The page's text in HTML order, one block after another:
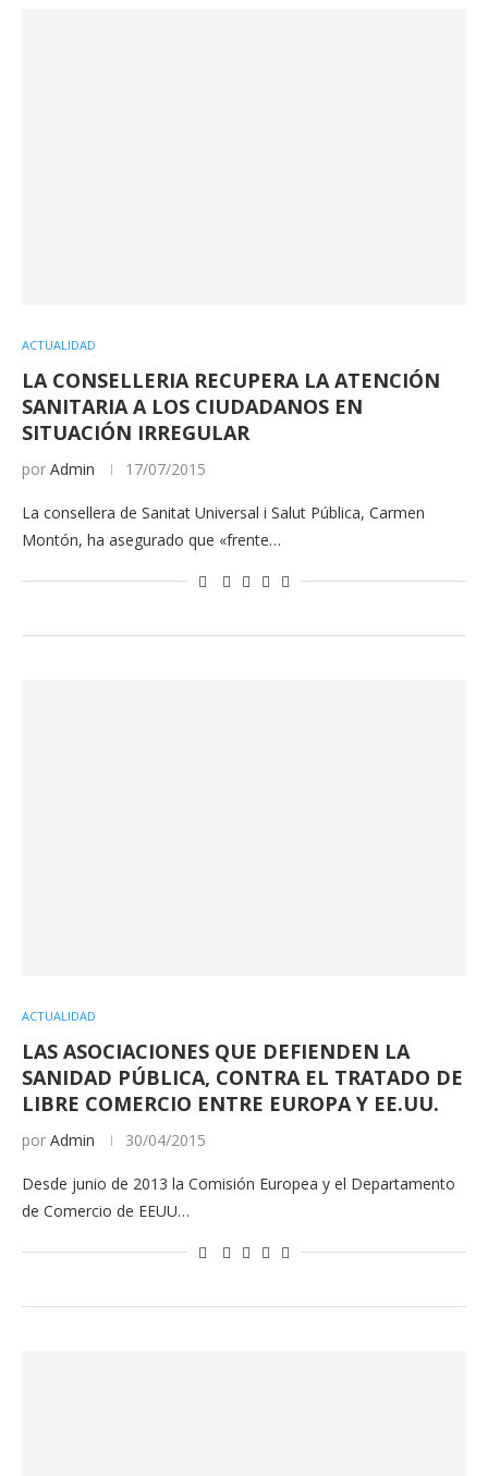
ACTUALIDAD
LA CONSELLERIA RECUPERA LA ATENCIÓN
SANITARIA A LOS CIUDADANOS EN
SITUACIÓN IRREGULAR
por Admin 17/07/2015
La consellera de Sanitat Universal i Salut Pública, Carmen
Montón, ha asegurado que «frente…
ACTUALIDAD
LAS ASOCIACIONES QUE DEFIENDEN LA
SANIDAD PÚBLICA, CONTRA EL TRATADO DE
LIBRE COMERCIO ENTRE EUROPA Y EE.UU.
por Admin 30/04/2015
Desde junio de 2013 la Comisión Europea y el Departamento
de Comercio de EEUU…